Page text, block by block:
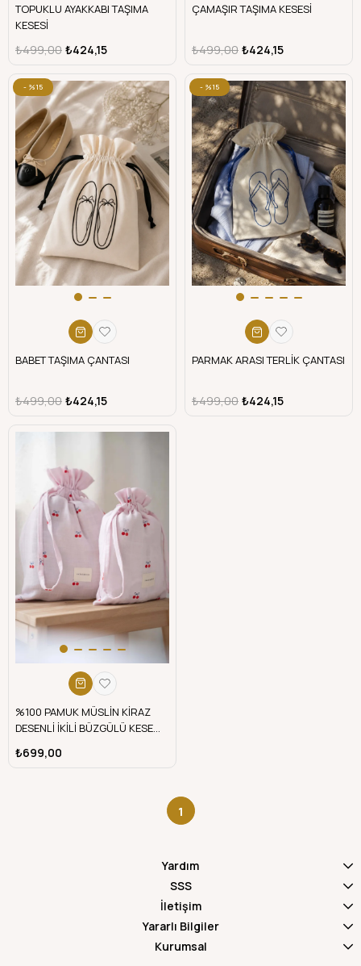
TOPUKLU AYAKKABI TAŞIMA
KESESİ
₺424,15
₺499,00
ÇAMAŞIR TAŞIMA KESESİ
₺424,15
₺499,00
BABET TAŞIMA ÇANTASI
₺424,15
₺499,00
%15
PARMAK ARASI TERLİK ÇANTASI
₺424,15
₺499,00
%15
%100 PAMUK MÜSLİN KİRAZ
DESENLİ İKİLİ BÜZGÜLÜ KESE
₺699,00
1
Yardım
SSS
İletişim
Yararlı Bilgiler
Kurumsal